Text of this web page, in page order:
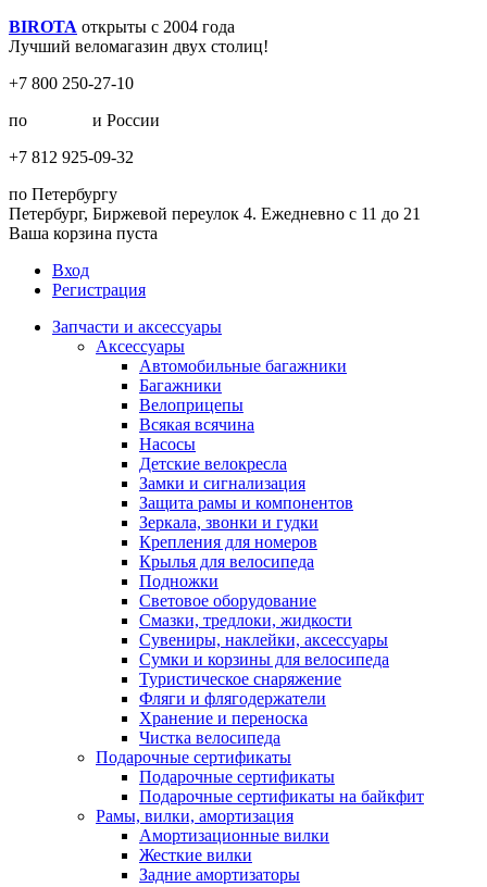
BIROTA открыты с 2004 года
Лучший веломагазин двух столиц!
+7 800 250-27-10
по
и России
+7 812 925-09-32
по Петербургу
Петербург, Биржевой переулок 4. Ежедневно с 11 до 21
Ваша корзина пуста
Вход
Регистрация
Запчасти и аксессуары
Аксессуары
Автомобильные багажники
Багажники
Велоприцепы
Всякая всячина
Насосы
Детские велокресла
Замки и сигнализация
Защита рамы и компонентов
Зеркала, звонки и гудки
Крепления для номеров
Крылья для велосипеда
Подножки
Световое оборудование
Смазки, тредлоки, жидкости
Сувениры, наклейки, аксессуары
Сумки и корзины для велосипеда
Туристическое снаряжение
Фляги и флягодержатели
Хранение и переноска
Чистка велосипеда
Подарочные сертификаты
Подарочные сертификаты
Подарочные сертификаты на байкфит
Рамы, вилки, амортизация
Амортизационные вилки
Жесткие вилки
Задние амортизаторы